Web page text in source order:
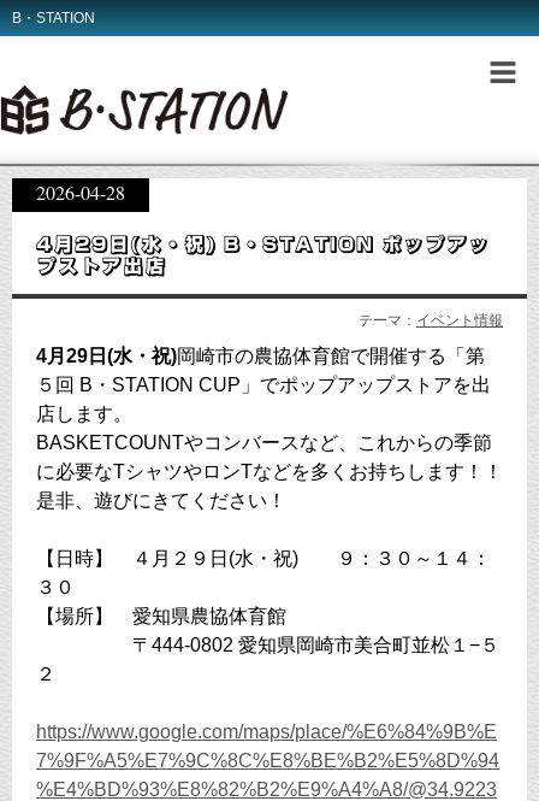
B・STATION
4月29日(水・祝) B・STATION ポップアッ
プストア出店
2026-04-28
テーマ： イベント情報
4月29日(水・祝)岡崎市の農協体育館で開催する「第
５回 B・STATION CUP」でポップアップストアを出
店します。
BASKETCOUNTやコンバースなど、これからの季節
に必要なTシャツやロンTなどを多くお持ちします！！
是非、遊びにきてください！
【日時】 ４月２９日(水・祝) ９：３０～１４：
３０
【場所】 愛知県農協体育館
〒444-0802 愛知県岡崎市美合町並松１−５
２
https://www.google.com/maps/place/%E6%84%9B%E
7%9F%A5%E7%9C%8C%E8%BE%B2%E5%8D%94
%E4%BD%93%E8%82%B2%E9%A4%A8/@34.9223